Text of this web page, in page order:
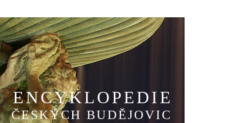
ENCYKLOPEDIE
ČESKÝCH BUDĚJOVIC